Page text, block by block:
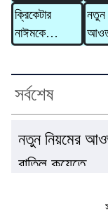
বাড়ল ৯,৮৫৬
টাকা
ক্রিকেটার
নাঈমকে
ওসিকে
নতুন
সর্বশেষ
নতুন নিয়মের
বাতিল কুয়েতে